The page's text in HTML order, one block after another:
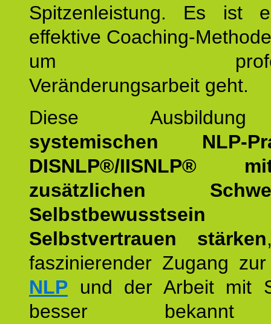
Spitzenleistung. Es ist
effektive Coaching-
um
Veränderungsarbeit geht.
Diese
systemischen NLP-
DISNLP®/IISNLP®
zusätzlichen
Selbstvertrauen stärken
faszinierender Zugang
NLP und der Arbeit mit
besser